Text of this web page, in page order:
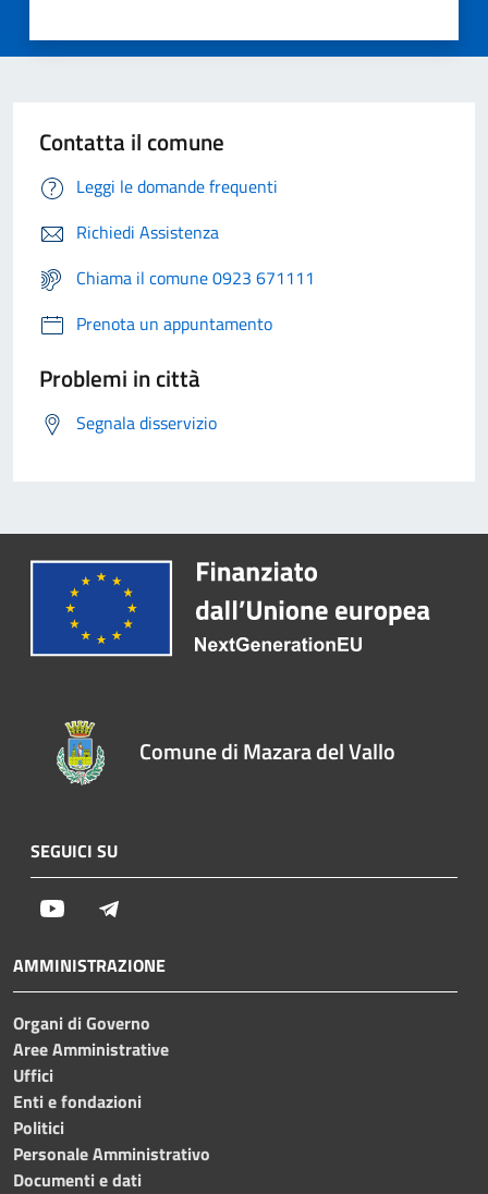
Contatta il comune
Leggi le domande frequenti
Richiedi Assistenza
Chiama il comune 0923 671111
Prenota un appuntamento
Problemi in città
Segnala disservizio
Comune di Mazara del Vallo
SEGUICI SU
Youtube
AMMINISTRAZIONE
Organi di Governo
Aree Amministrative
Uffici
Enti e fondazioni
Politici
Personale Amministrativo
Documenti e dati